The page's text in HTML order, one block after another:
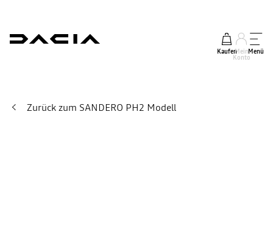
KaufenMein
Konto
Menü
Zurück zum SANDERO PH2 Modell